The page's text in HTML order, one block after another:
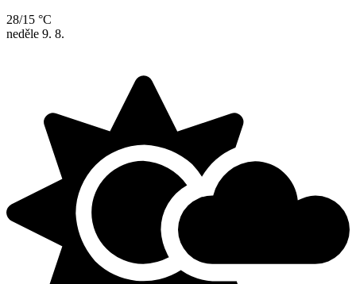
28/15 °C
neděle 9. 8.